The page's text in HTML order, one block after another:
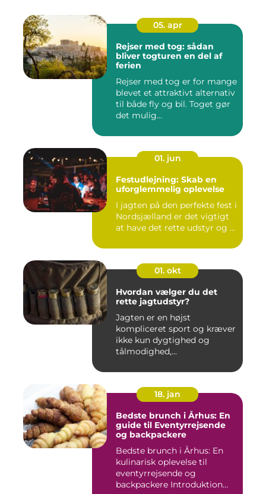
05. apr
Rejser med tog: sådan
bliver togturen en del af
ferien
Rejser med tog er for mange
blevet et attraktivt alternativ
til både fly og bil. Toget gør
det mulig...
01. jun
Festudlejning: Skab en
uforglemmelig oplevelse
I jagten på den perfekte fest i
Nordsjælland er det vigtigt
at have det rette udstyr og ...
01. okt
Hvordan vælger du det
rette jagtudstyr?
Jagten er en højst
kompliceret sport og kræver
ikke kun dygtighed og
tålmodighed,...
18. jan
Bedste brunch i Århus: En
guide til Eventyrrejsende
og backpackere
Bedste brunch i Århus: En
kulinarisk oplevelse til
eventyrrejsende og
backpackere Introduktion